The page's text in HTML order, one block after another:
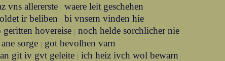
vns allererste | waere leit geschehen
ir beliben | bi vnsern vinden hie
geritten hovereise | noch helde sorchlicher nie
sorge | got bevolhen varn
git iv gvt geleite | ich heiz ivch wol bewarn